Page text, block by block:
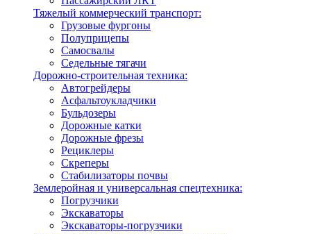
Тяжелый коммерческий транспорт:
Грузовые фургоны
Полуприцепы
Самосвалы
Седельные тягачи
Дорожно-строительная техника:
Автогрейдеры
Асфальтоукладчики
Бульдозеры
Дорожные катки
Дорожные фрезы
Рециклеры
Скреперы
Стабилизаторы почвы
Землеройная и универсальная спецтехника:
Погрузчики
Экскаваторы
Экскаваторы-погрузчики